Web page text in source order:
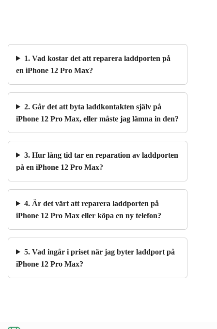
1. Vad kostar det att reparera laddporten på
en iPhone 12 Pro Max?
2. Går det att byta laddkontakten själv på
iPhone 12 Pro Max, eller måste jag lämna in den?
3. Hur lång tid tar en reparation av laddporten
på en iPhone 12 Pro Max?
4. Är det värt att reparera laddporten på
iPhone 12 Pro Max eller köpa en ny telefon?
5. Vad ingår i priset när jag byter laddport på
iPhone 12 Pro Max?